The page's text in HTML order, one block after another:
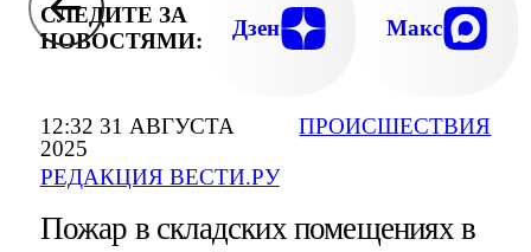
12:32 31 АВГУСТА
2025
РЕДАКЦИЯ ВЕСТИ.РУ
ПРОИСШЕСТВИЯ
СЛЕДИТЕ ЗА
НОВОСТЯМИ:
Дзен Макс
Пожар в складских помещениях в